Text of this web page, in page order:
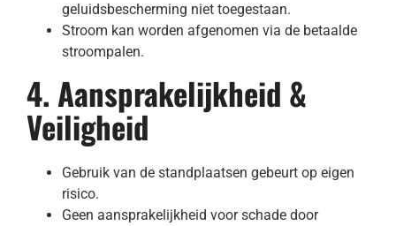
geluidsbescherming niet toegestaan.
Stroom kan worden afgenomen via de betaalde
stroompalen.
4. Aansprakelijkheid &
Veiligheid
Gebruik van de standplaatsen gebeurt op eigen
risico.
Geen aansprakelijkheid voor schade door